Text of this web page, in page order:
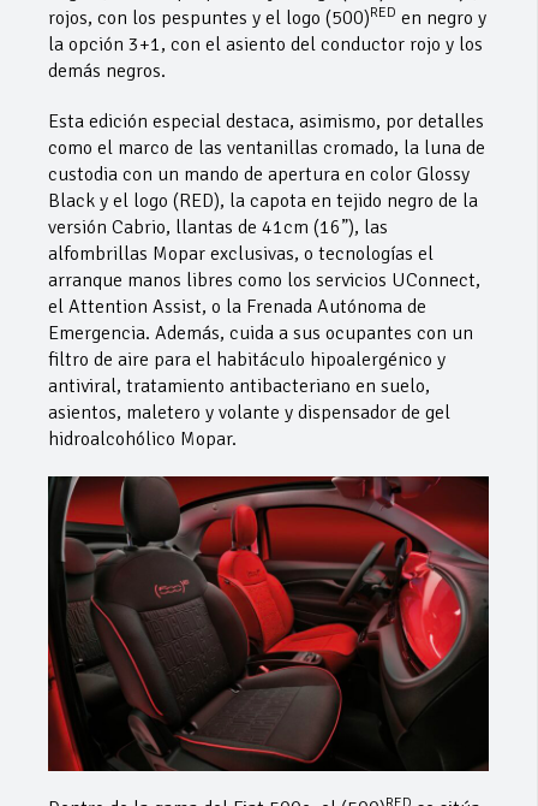
rojos, con los pespuntes y el logo (500)RED en negro y
la opción 3+1, con el asiento del conductor rojo y los
demás negros.
Esta edición especial destaca, asimismo, por detalles
como el marco de las ventanillas cromado, la luna de
custodia con un mando de apertura en color Glossy
Black y el logo (RED), la capota en tejido negro de la
versión Cabrio, llantas de 41cm (16”), las
alfombrillas Mopar exclusivas, o tecnologías el
arranque manos libres como los servicios UConnect,
el Attention Assist, o la Frenada Autónoma de
Emergencia. Además, cuida a sus ocupantes con un
filtro de aire para el habitáculo hipoalergénico y
antiviral, tratamiento antibacteriano en suelo,
asientos, maletero y volante y dispensador de gel
hidroalcohólico Mopar.